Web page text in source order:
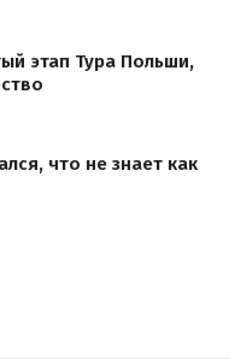
этап Тура Польши,
что не знает как